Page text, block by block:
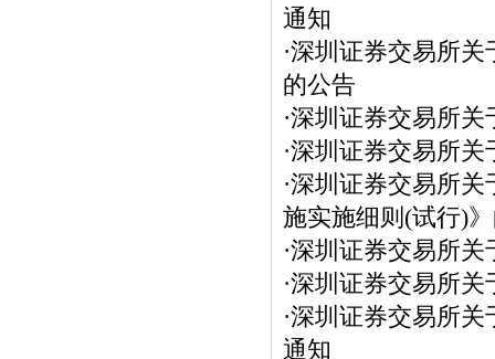
通知
·深圳证券交易所关
的公告
·深圳证券交易所关
·深圳证券交易所关
·深圳证券交易所关
施实施细则(试行)
·深圳证券交易所关
·深圳证券交易所关
·深圳证券交易所关
通知